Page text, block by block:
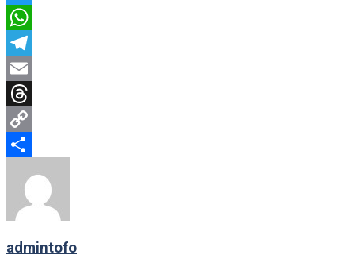
Twitter
WhatsApp
Telegram
Email
Threads
Copy
admintofo